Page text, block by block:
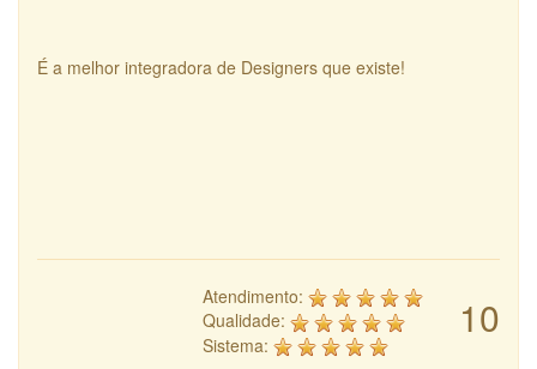
É a melhor integradora de Designers que existe!
10
Atendimento:
Qualidade:
Sistema: